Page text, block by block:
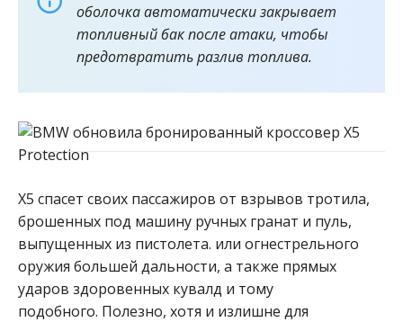
оболочка автоматически закрывает
топливный бак после атаки, чтобы
предотвратить разлив топлива.
X5 спасет своих пассажиров от взрывов тротила,
брошенных под машину ручных гранат и пуль,
выпущенных из пистолета. или огнестрельного
оружия большей дальности, а также прямых
ударов здоровенных кувалд и тому
подобного. Полезно, хотя и излишне для